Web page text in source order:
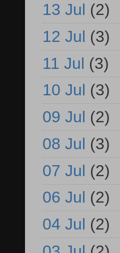
13 Jul (2)
12 Jul (3)
11 Jul (3)
10 Jul (3)
09 Jul (2)
08 Jul (3)
07 Jul (2)
06 Jul (2)
04 Jul (2)